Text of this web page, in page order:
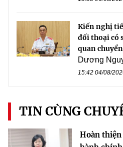
Kiến nghị
đối thoại có
quan
Dương
15:42 04/08/
TIN CÙNG
Hoàn